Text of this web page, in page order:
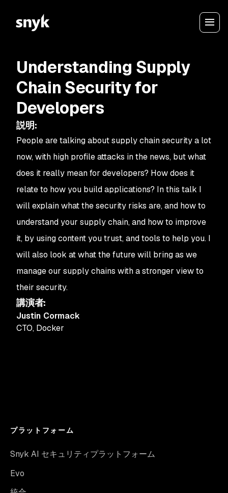
Understanding Supply
Chain Security for
Developers
説明:
People are talking about supply chain security a lot
now, with high profile attacks in the news, but what
does it really mean for developers? How does it
relate to how you build applications? In this talk I
will explain what the security risks are, and how to
understand your supply chain, and how to improve
it, by using content you trust, and tools to help you. I
will also look at what the future will bring as we
manage our supply chains with a stronger view to
their security.
講演者:
Justin Cormack
CTO, Docker
プラットフォーム
Snyk AI セキュリティプラットフォーム
Evo